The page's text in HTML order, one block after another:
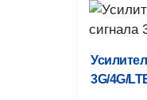
3G/4G/